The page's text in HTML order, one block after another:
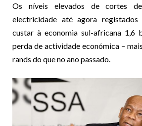
Os níveis elevados de cortes
electricidade até agora
custar à economia sul-africana 1,6
perda de actividade económica –
rands do que no ano passado.